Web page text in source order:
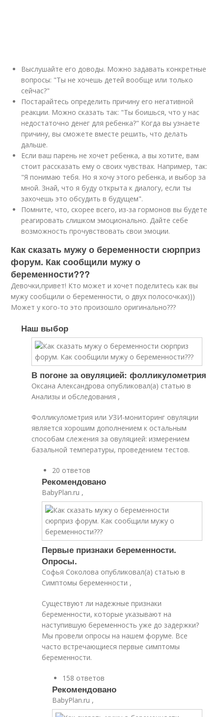
Выслушайте его доводы. Можно задавать конкретные
вопросы: "Ты не хочешь детей вообще или только
сейчас?"
Постарайтесь определить причину его негативной
реакции. Можно сказать так: "Ты боишься, что у нас
недостаточно денег для ребенка?" Когда вы узнаете
причину, вы сможете вместе решить, что делать
дальше.
Если ваш парень не хочет ребенка, а вы хотите, вам
стоит рассказать ему о своих чувствах. Например, так:
"Я понимаю тебя. Но я хочу этого ребенка, и выбор за
мной. Знай, что я буду открыта к диалогу, если ты
захочешь это обсудить в будущем".
Помните, что, скорее всего, из-за гормонов вы будете
реагировать слишком эмоционально. Дайте себе
возможность прочувствовать свои эмоции.
Как сказать мужу о беременности сюрприз
форум. Как сообщили мужу о
беременности???
Девочки,привет! Кто может и хочет поделитесь как вы
мужу сообщили о беременности, о двух полосочках)))
Может у кого-то это произошло оригинально???
Наш выбор
В погоне за овуляцией: фолликулометрия
Оксана Александрова опубликовал(а) статью в
Анализы и обследования ,
Фолликулометрия или УЗИ-мониторинг овуляции
является хорошим дополнением к остальным
способам слежения за овуляцией: измерением
базальной температуры, проведением тестов.
20 ответов
Рекомендовано
BabyPlan.ru ,
Первые признаки беременности.
Опросы.
Софья Соколова опубликовал(а) статью в
Симптомы беременности ,
Существуют ли надежные признаки
беременности, которые указывают на
наступившую беременность уже до задержки?
Мы провели опросы на нашем форуме. Все
часто встречающиеся первые симптомы
беременности.
158 ответов
Рекомендовано
BabyPlan.ru ,